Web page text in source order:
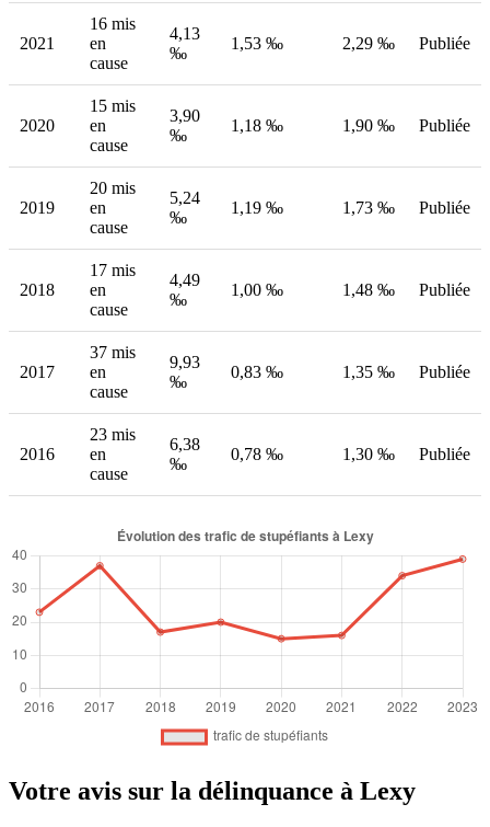
2021
16 mis
en
cause
4,13
‰
1,53 ‰ 2,29 ‰ Publiée
2020
15 mis
en
cause
3,90
‰
1,18 ‰ 1,90 ‰ Publiée
2019
20 mis
en
cause
5,24
‰
1,19 ‰ 1,73 ‰ Publiée
2018
17 mis
en
cause
4,49
‰
1,00 ‰ 1,48 ‰ Publiée
2017
37 mis
en
cause
9,93
‰
0,83 ‰ 1,35 ‰ Publiée
2016
23 mis
en
cause
6,38
‰
0,78 ‰ 1,30 ‰ Publiée
Votre avis sur la délinquance à Lexy